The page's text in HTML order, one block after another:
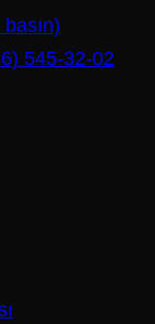
545-32-02